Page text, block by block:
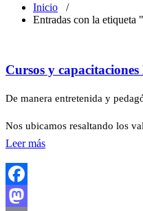
Inicio /
Entradas con la etiqueta
Cursos y
De manera entretenida y
Nos ubicamos resaltando los
Leer más
Facebook